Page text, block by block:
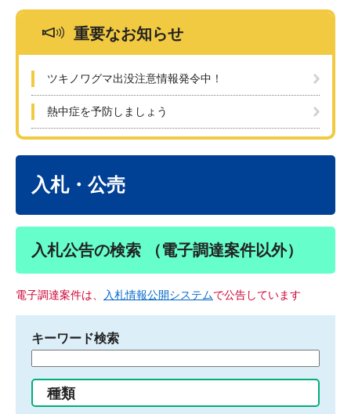
重要なお知らせ
ツキノワグマ出没注意情報発令中！
熱中症を予防しましょう
入札・公売
入札公告の検索 （電子調達案件以外）
電子調達案件は、 入札情報公開システムで公告しています
キーワード検索
る
種類